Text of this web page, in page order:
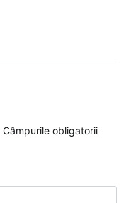
Câmpurile obligatorii